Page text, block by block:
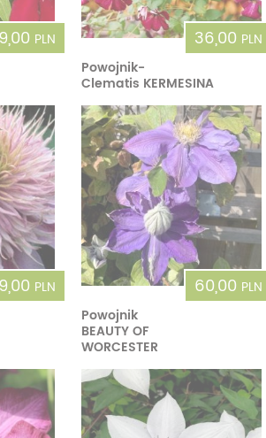
PLN
36,00 PLN
Powojnik-
Clematis KERMESINA
PLN
60,00 PLN
Powojnik
BEAUTY OF
WORCESTER